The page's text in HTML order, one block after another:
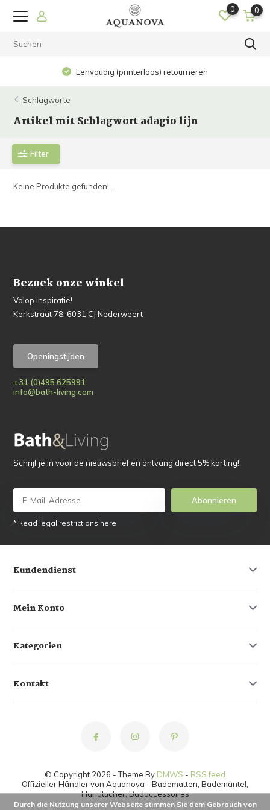
0 0
Eenvoudig (printerloos) retourneren
Schlagworte
Artikel mit Schlagwort adagio lijn
Filter
Keine Produkte gefunden!...
Bezoek onze winkel
Volop inspiratie!
Kerkstraat 78, 6031 CJ Nederweert
Openingstijden
+31 (0)495 625991
info@bath-living.com
Schrijf je in voor de nieuwsbrief en ontvang direct 5% korting!
Abonnieren
* Read legal restrictions here
Kundendienst
Mein Konto
Kategorien
Kontakt
© Copyright 2026 - Theme By DMWS - RSS feed
Offizieller Händler von Aquanova - Badematten, Bademäntel,
Handtücher, Badaccessoires
Durch die Nutzung unserer Webseite stimmen Sie dem Gebrauch von